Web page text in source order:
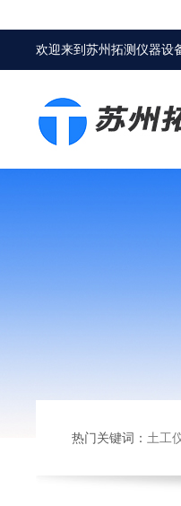
欢迎来到苏州拓测仪器设
热门关键词： 土工